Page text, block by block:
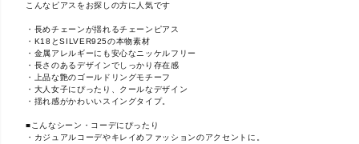
こんなピアスをお探しの方に人気です
・長めチェーンが揺れるチェーンピアス
・K18とSILVER925の本物素材
・金属アレルギーにも安心なニッケルフリー
・長さのあるデザインでしっかり存在感
・上品な艶のゴールドリングモチーフ
・大人女子にぴったり、クールなデザイン
・揺れ感がかわいいスイングタイプ。
■こんなシーン・コーデにぴったり
・カジュアルコーデやキレイめファッションのアクセントに。